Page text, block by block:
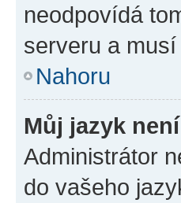
neodpovídá
serveru a
Nahoru
Můj jazyk
Administrátor
do vašeho